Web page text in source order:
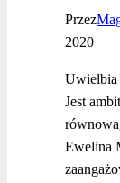
Przez
2020
Uwielbia
Jest
Ewelina